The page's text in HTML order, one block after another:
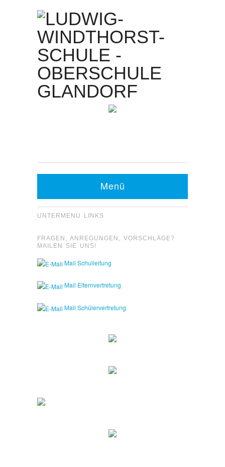
Fax: 05426 9480-20
Menü
UNTERMENU LINKS
FRAGEN, ANREGUNGEN, VORSCHLÄGE?
MAILEN SIE UNS!
Mail Schulleitung
Mail Elternvertretung
Mail Schülervertretung